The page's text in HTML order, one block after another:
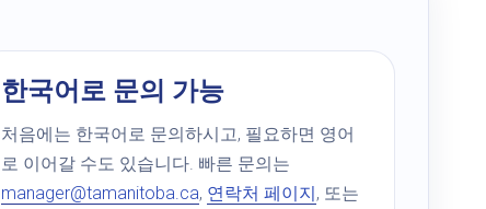
한국어로 문의 가능
처음에는 한국어로 문의하시고, 필요하면 영어
로 이어갈 수도 있습니다. 빠른 문의는
manager@tamanitoba.ca, 연락처 페이지, 또는